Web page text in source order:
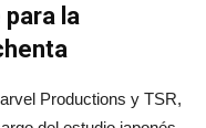
la
Productions y TSR,